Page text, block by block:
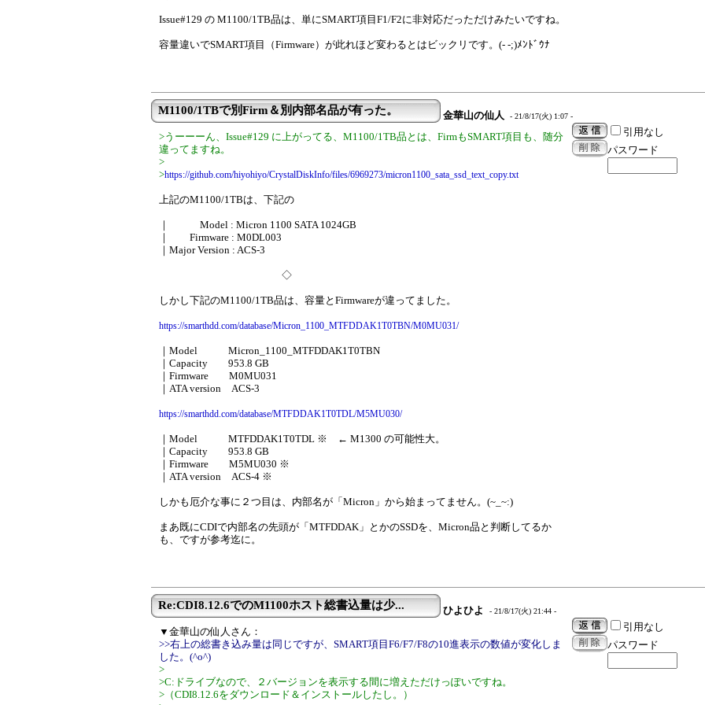
Issue#129 の M1100/1TB品は、単にSMART項目F1/F2に非対応だっただけみたいですね。
容量違いでSMART項目（Firmware）が此れほど変わるとはビックリです。(- -;)ﾒﾝﾄﾞｳﾅ
M1100/1TBで別Firm＆別内部名品が有った。 金華山の仙人 - 21/8/17(火) 1:07 -
>うーーーん、Issue#129 に上がってる、M1100/1TB品とは、FirmもSMART項目も、随分
違ってますね。
>
>https://github.com/hiyohiyo/CrystalDiskInfo/files/6969273/micron1100_sata_ssd_text_copy.txt
上記のM1100/1TBは、下記の
｜ Model : Micron 1100 SATA 1024GB
｜ Firmware : M0DL003
｜Major Version : ACS-3
◇
しかし下記のM1100/1TB品は、容量とFirmwareが違ってました。
https://smarthdd.com/database/Micron_1100_MTFDDAK1T0TBN/M0MU031/
｜Model Micron_1100_MTFDDAK1T0TBN
｜Capacity 953.8 GB
｜Firmware M0MU031
｜ATA version ACS-3
https://smarthdd.com/database/MTFDDAK1T0TDL/M5MU030/
｜Model MTFDDAK1T0TDL ※ ← M1300 の可能性大。
｜Capacity 953.8 GB
｜Firmware M5MU030 ※
｜ATA version ACS-4 ※
しかも厄介な事に２つ目は、内部名が「Micron」から始まってません。(~_~:)
まあ既にCDIで内部名の先頭が「MTFDDAK」とかのSSDを、Micron品と判断してるか
も、ですが参考迄に。
引用なし
パスワード
Re:CDI8.12.6でのM1100ホスト総書込量は少... ひよひよ - 21/8/17(火) 21:44 -
▼金華山の仙人さん：
>>右上の総書き込み量は同じですが、SMART項目F6/F7/F8の10進表示の数値が変化しま
した。(^o^)
>
>C:ドライブなので、２バージョンを表示する間に増えただけっぽいですね。
>（CDI8.12.6をダウンロード＆インストールしたし。）
引用なし
パスワード